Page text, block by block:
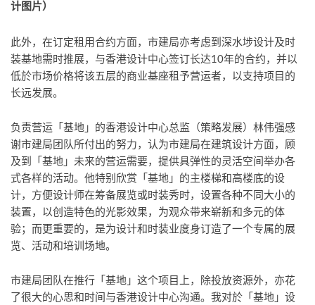
计图片）
此外，在订定租用合约方面，市建局亦考虑到深水埗设计及时
装基地需时推展，与香港设计中心签订长达10年的合约，并以
低於市场价格将该五层的商业基座租予营运者，以支持项目的
长远发展。
负责营运「基地」的香港设计中心总监（策略发展）林伟强感
谢市建局团队所付出的努力，认为市建局在建筑设计方面，顾
及到「基地」未来的营运需要，提供具弹性的灵活空间举办各
式各样的活动。他特别欣赏「基地」的主楼梯和高楼底的设
计，方便设计师在筹备展览或时装秀时，设置各种不同大小的
装置，以创造特色的光影效果，为观众带来崭新和多元的体
验；而更重要的，是为设计和时装业度身订造了一个专属的展
览、活动和培训场地。
市建局团队在推行「基地」这个项目上，除投放资源外，亦花
了很大的心思和时间与香港设计中心沟通。我对於「基地」设